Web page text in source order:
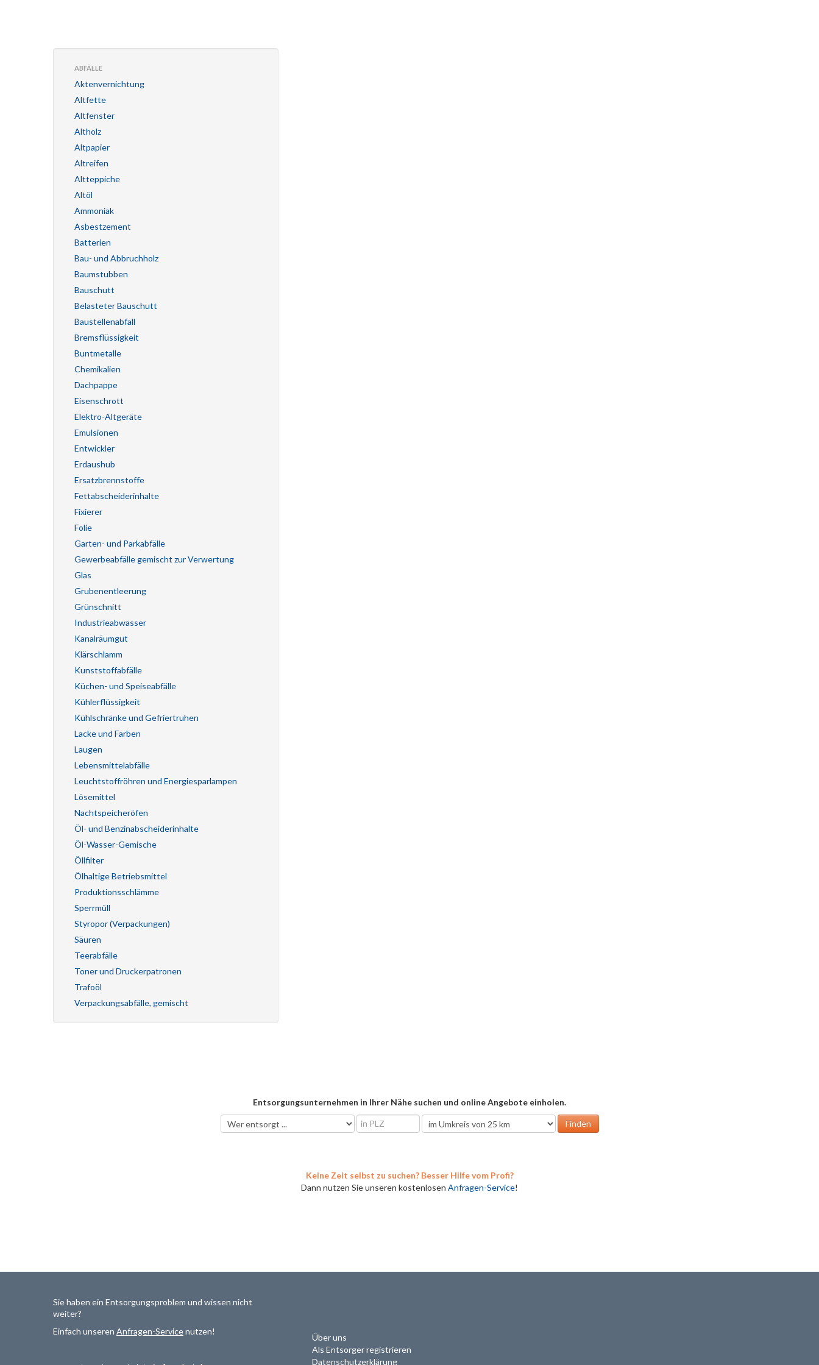
ABFÄLLE
Aktenvernichtung
Altfette
Altfenster
Altholz
Altpapier
Altreifen
Altteppiche
Altöl
Ammoniak
Asbestzement
Batterien
Bau- und Abbruchholz
Baumstubben
Bauschutt
Belasteter Bauschutt
Baustellenabfall
Bremsflüssigkeit
Buntmetalle
Chemikalien
Dachpappe
Eisenschrott
Elektro-Altgeräte
Emulsionen
Entwickler
Erdaushub
Ersatzbrennstoffe
Fettabscheiderinhalte
Fixierer
Folie
Garten- und Parkabfälle
Gewerbeabfälle gemischt zur Verwertung
Glas
Grubenentleerung
Grünschnitt
Industrieabwasser
Kanalräumgut
Klärschlamm
Kunststoffabfälle
Küchen- und Speiseabfälle
Kühlerflüssigkeit
Kühlschränke und Gefriertruhen
Lacke und Farben
Laugen
Lebensmittelabfälle
Leuchtstoffröhren und Energiesparlampen
Lösemittel
Nachtspeicheröfen
Öl- und Benzinabscheiderinhalte
Öl-Wasser-Gemische
Öllfilter
Ölhaltige Betriebsmittel
Produktionsschlämme
Sperrmüll
Styropor (Verpackungen)
Säuren
Teerabfälle
Toner und Druckerpatronen
Trafoöl
Verpackungsabfälle, gemischt
Entsorgungsunternehmen in Ihrer Nähe suchen und online Angebote einholen.
Keine Zeit selbst zu suchen? Besser Hilfe vom Profi?
Dann nutzen Sie unseren kostenlosen Anfragen-Service!
Sie haben ein Entsorgungsproblem und wissen nicht
weiter?
Einfach unseren Anfragen-Servicenutzen!
Über uns
Als Entsorger registrieren
Datenschutzerklärung